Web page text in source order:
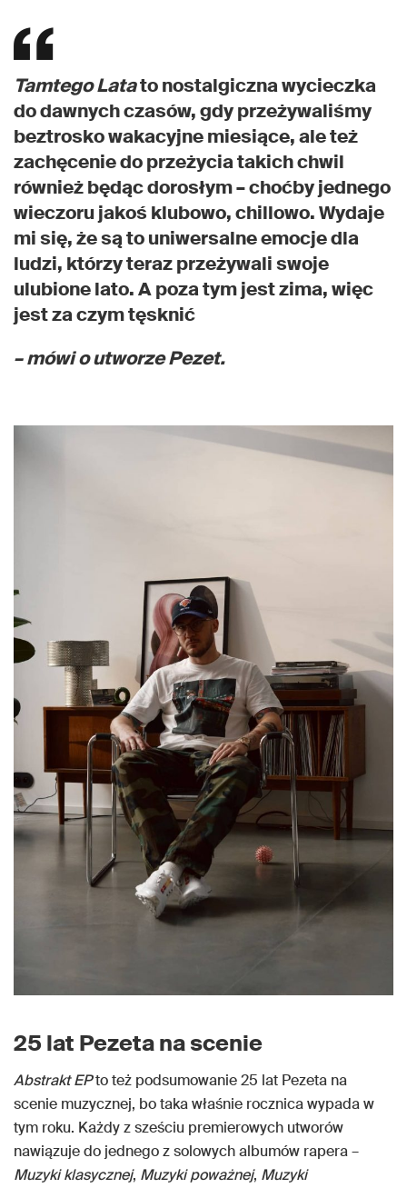
Tamtego Latato nostalgiczna wycieczka
do dawnych czasów, gdy przeżywaliśmy
beztrosko wakacyjne miesiące, ale też
zachęcenie do przeżycia takich chwil
również będąc dorosłym – choćby jednego
wieczoru jakoś klubowo, chillowo. Wydaje
mi się, że są to uniwersalne emocje dla
ludzi, którzy teraz przeżywali swoje
ulubione lato. A poza tym jest zima, więc
jest za czym tęsknić
– mówi o utworze Pezet.
25 lat Pezeta na scenie
Abstrakt EPto też podsumowanie 25 lat Pezeta na
scenie muzycznej, bo taka właśnie rocznica wypada w
tym roku. Każdy z sześciu premierowych utworów
nawiązuje do jednego z solowych albumów rapera –
Muzyki klasycznej, Muzyki poważnej, Muzyki